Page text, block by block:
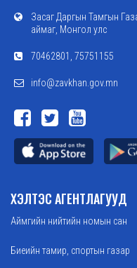
Засаг Даргын Тамгын
аймаг, Монгол улс
70462801, 75751155
info@zavkhan.gov.mn
ХЭЛТЭС АГЕНТЛАГУУД
Аймгийн нийтийн номын сан
Биеийн тамир, спортын газар